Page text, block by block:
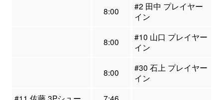
8:00
#2 田中 プレイヤー
イン
8:00
#10 山口 プレイヤー
イン
8:00
#30 石上 プレイヤー
イン